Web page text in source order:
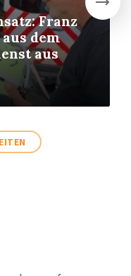
Franz
dem
aus